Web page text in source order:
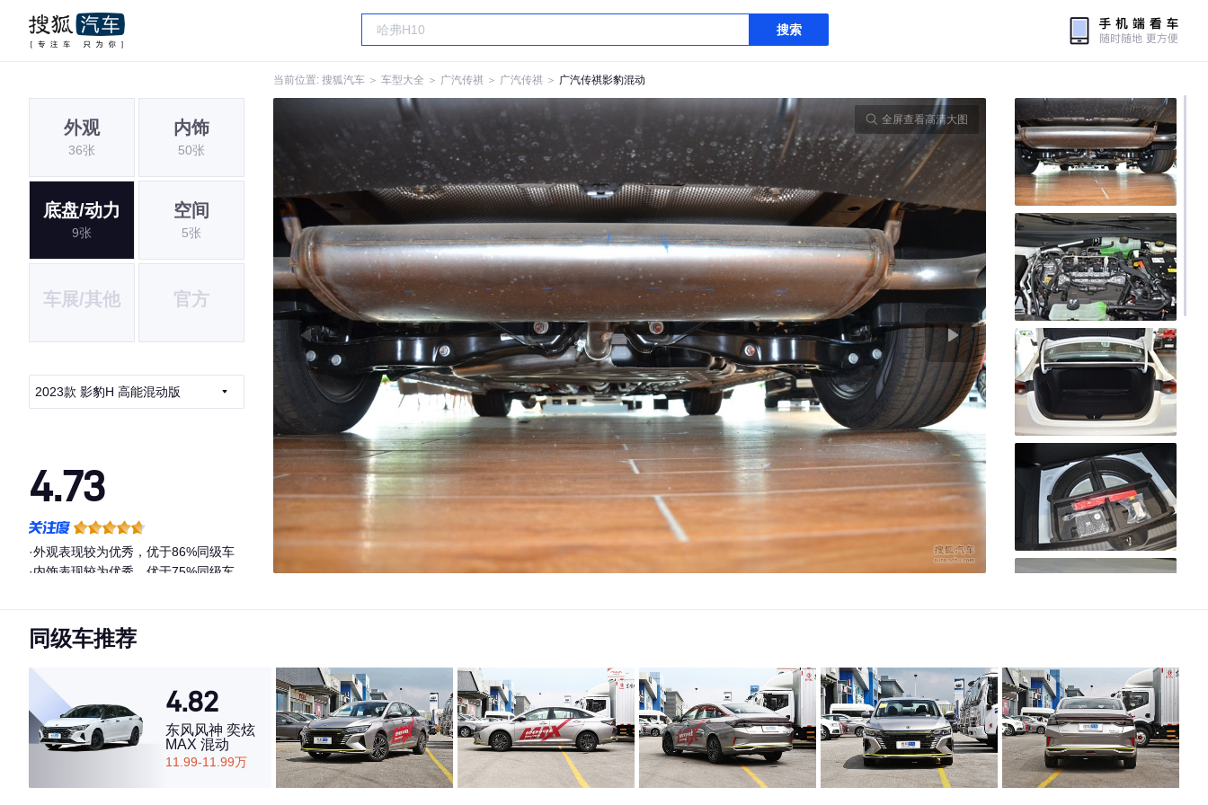
搜索
当前位置: 搜狐汽车 ＞ 车型大全 ＞ 广汽传祺 ＞ 广汽传祺 ＞ 广汽传祺影豹混动
外观
36张
内饰
50张
底盘/动力
9张
空间
5张
车展/其他 官方
2023款 影豹H 高能混动版
4.73
·外观表现较为优秀，优于86%同级车
·内饰表现较为优秀，优于75%同级车
全屏查看高清大图
同级车推荐
4.82
东风风神 奕炫
MAX 混动
11.99-11.99万